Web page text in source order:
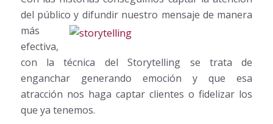
del público y difundir nuestro mensaje de manera
más
efectiva,
con la técnica del Storytelling se trata de
enganchar generando emoción y que esa
atracción nos haga captar clientes o fidelizar los
que ya tenemos.